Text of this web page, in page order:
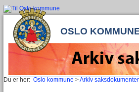
OSLO
Du er her: Oslo kommune >Arkiv saksdokumenter